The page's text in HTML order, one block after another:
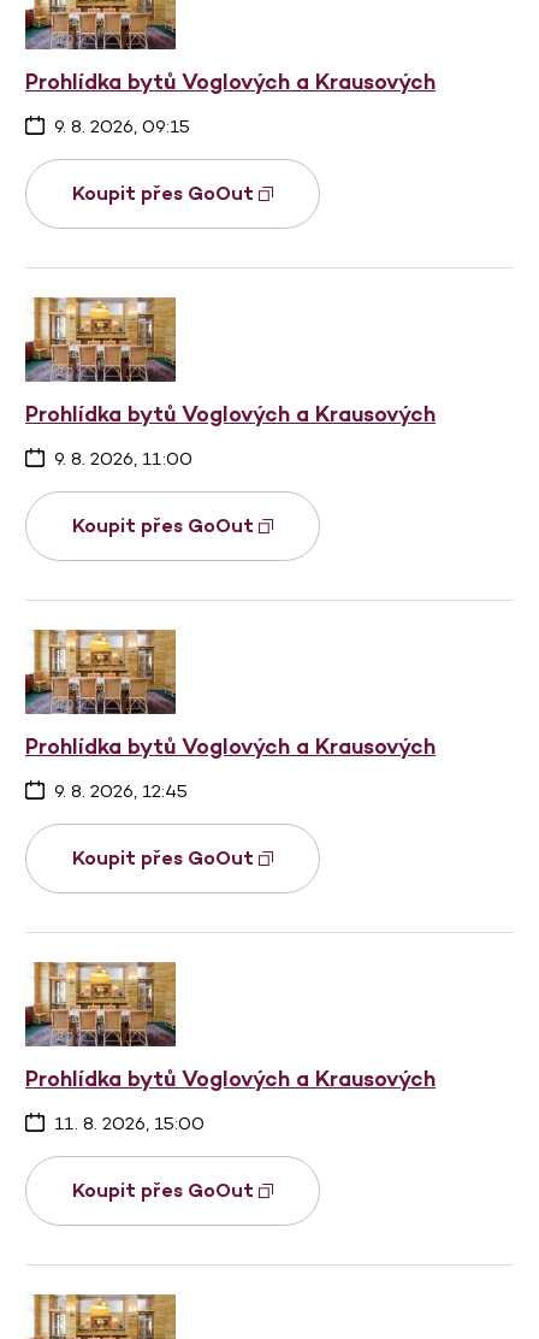
Prohlídka bytů Voglových a Krausových
9. 8. 2026, 09:15
Koupit přes GoOut
Prohlídka bytů Voglových a Krausových
9. 8. 2026, 11:00
Koupit přes GoOut
Prohlídka bytů Voglových a Krausových
9. 8. 2026, 12:45
Koupit přes GoOut
Prohlídka bytů Voglových a Krausových
11. 8. 2026, 15:00
Koupit přes GoOut